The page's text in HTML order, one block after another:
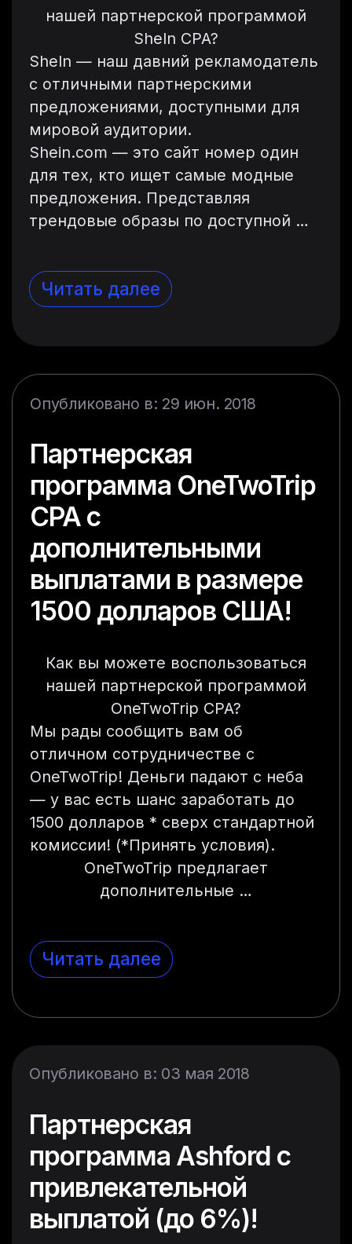
нашей партнерской программой
SheIn CPA?
SheIn — наш давний рекламодатель
с отличными партнерскими
предложениями, доступными для
мировой аудитории.
Shein.com — это сайт номер один
для тех, кто ищет самые модные
предложения. Представляя
трендовые образы по доступной …
Читать далее
Опубликовано в: 29 июн. 2018
Партнерская
программа OneTwoTrip
CPA с
дополнительными
выплатами в размере
1500 долларов США!
Как вы можете воспользоваться
нашей партнерской программой
OneTwoTrip CPA?
Мы рады сообщить вам об
отличном сотрудничестве с
OneTwoTrip! Деньги падают с неба
— у вас есть шанс заработать до
1500 долларов * сверх стандартной
комиссии! (*Принять условия).
OneTwoTrip предлагает
дополнительные …
Читать далее
Опубликовано в: 03 мая 2018
Партнерская
программа Ashford с
привлекательной
выплатой (до 6%)!